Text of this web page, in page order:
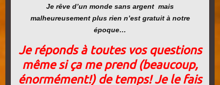
Je rêve d’un monde sans argent mais
malheureusement plus rien n’est gratuit à notre
époque…
Je réponds à toutes vos questions
même si ça me prend (beaucoup,
énormément!) de temps! Je le fais